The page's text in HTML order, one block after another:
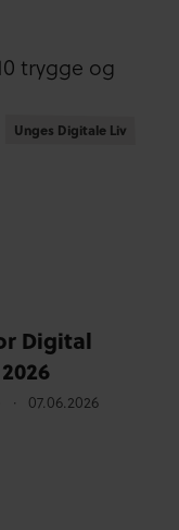
trygge og
Unges Digitale Liv
Unges Digitale Liv
Digital
07.06.2026